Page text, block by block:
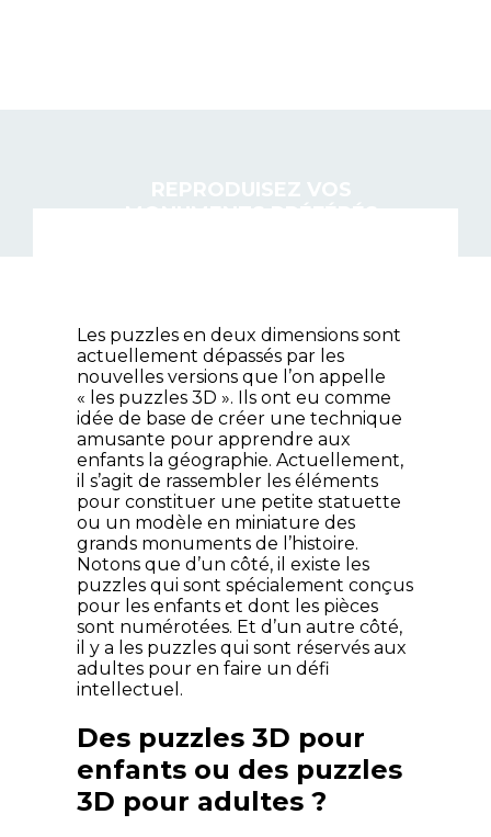
Les puzzles en deux dimensions sont
actuellement dépassés par les
nouvelles versions que l’on appelle
« les puzzles 3D ». Ils ont eu comme
idée de base de créer une technique
amusante pour apprendre aux
enfants la géographie. Actuellement,
il s’agit de rassembler les éléments
pour constituer une petite statuette
ou un modèle en miniature des
grands monuments de l’histoire.
Notons que d’un côté, il existe les
puzzles qui sont spécialement conçus
pour les enfants et dont les pièces
sont numérotées. Et d’un autre côté,
il y a les puzzles qui sont réservés aux
adultes pour en faire un défi
intellectuel.
Des puzzles 3D pour
enfants ou des puzzles
3D pour adultes ?